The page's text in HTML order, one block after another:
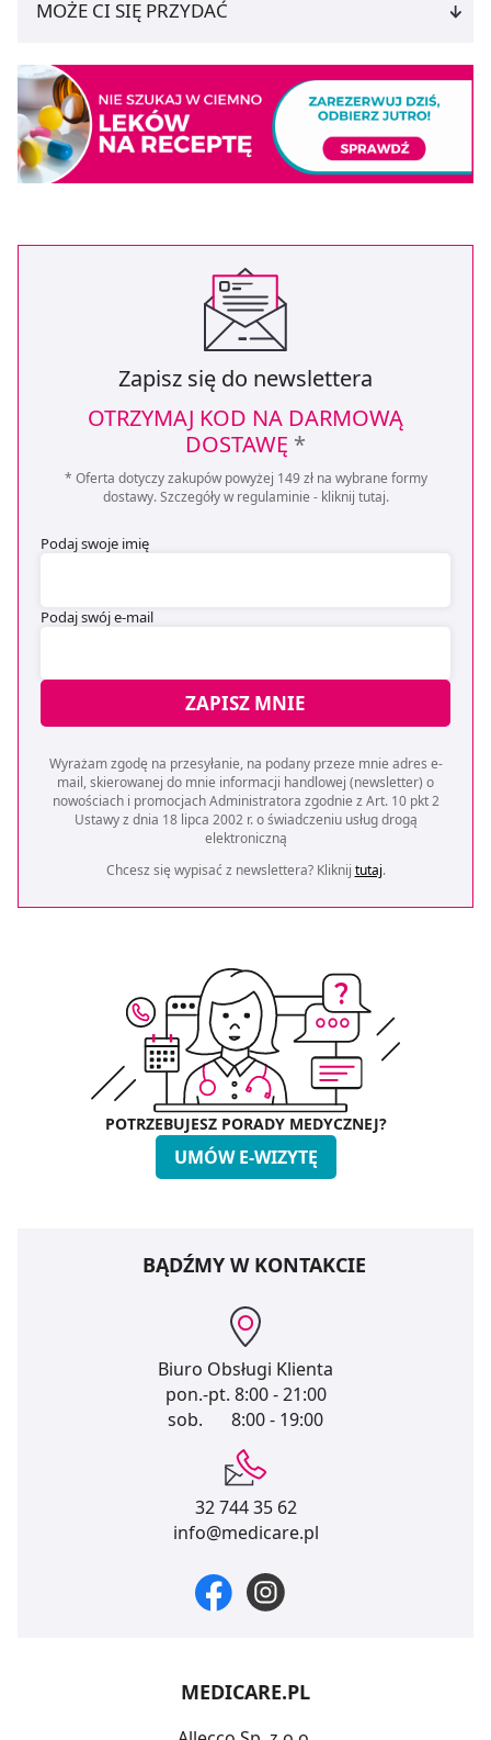
MOŻE CI SIĘ PRZYDAĆ
Zapisz się do newslettera
OTRZYMAJ KOD NA DARMOWĄ
DOSTAWĘ *
* Oferta dotyczy zakupów powyżej 149 zł na wybrane formy
dostawy. Szczegóły w regulaminie - kliknij tutaj.
Podaj swoje imię
Podaj swój e-mail
ZAPISZ MNIE
Wyrażam zgodę na przesyłanie, na podany przeze mnie adres e-
mail, skierowanej do mnie informacji handlowej (newsletter) o
nowościach i promocjach Administratora zgodnie z Art. 10 pkt 2
Ustawy z dnia 18 lipca 2002 r. o świadczeniu usług drogą
elektroniczną
Chcesz się wypisać z newslettera? Kliknij tutaj.
POTRZEBUJESZ PORADY MEDYCZNEJ?
UMÓW E-WIZYTĘ
BĄDŹMY W KONTAKCIE
Biuro Obsługi Klienta
pon.-pt. 8:00 - 21:00
sob.
8:00 - 19:00
32 744 35 62
info@medicare.pl
MEDICARE.PL